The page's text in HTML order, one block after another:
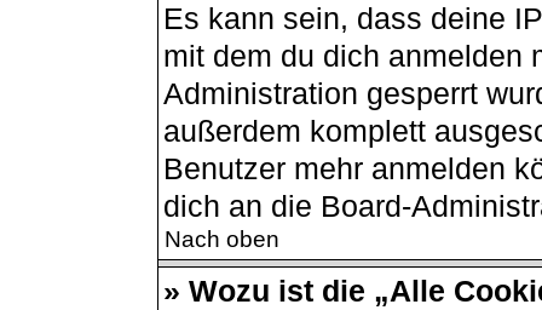
Es kann sein, dass deine
mit dem du dich anmelden
Administration gesperrt
außerdem komplett
Benutzer mehr anmelden
dich an die Board-
Nach oben
» Wozu ist die „Alle